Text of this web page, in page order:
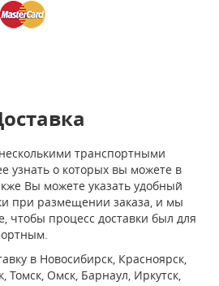
транспортными
узнать о которых вы можете в
Вы можете указать удобный
при размещении заказа, и мы
чтобы процесс доставки был для
в Новосибирск, Красноярск,
Томск, Омск, Барнаул, Иркутск,